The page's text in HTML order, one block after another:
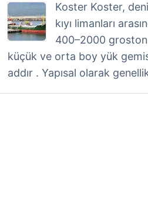
Koster Koster,
kıyı limanları
400–2000 groston
küçük ve orta boy yük
addır . Yapısal olarak